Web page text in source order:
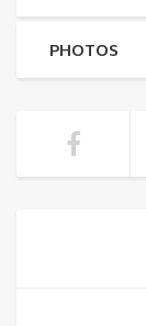
PHOTOS